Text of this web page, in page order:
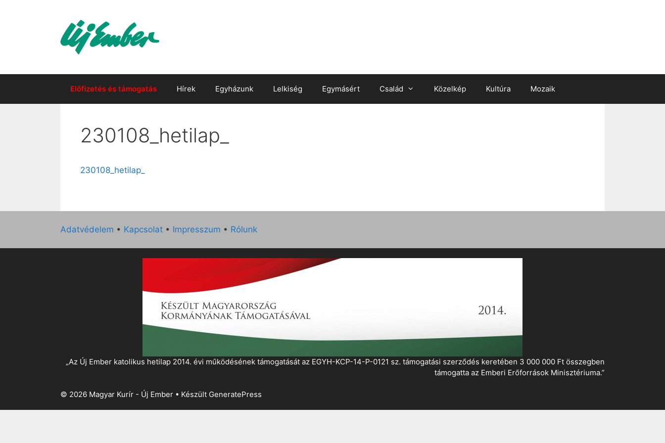
Előfizetés és támogatás Hírek Egyházunk Lelkiség Egymásért Család Közelkép Kultúra Mozaik
230108_hetilap_
230108_hetilap_
Adatvédelem • Kapcsolat • Impresszum • Rólunk
„Az Új Ember katolikus hetilap 2014. évi működésének támogatását az EGYH-KCP-14-P-0121 sz. támogatási szerződés keretében 3 000 000 Ft összegben
támogatta az Emberi Erőforrások Minisztériuma.”
© 2026 Magyar Kurír - Új Ember • Készült GeneratePress